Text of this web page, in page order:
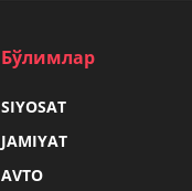
Бўлимлар
SIYOSAT
JAMIYAT
AVTO